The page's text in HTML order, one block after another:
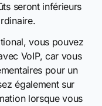
seront inférieurs
vous pouvez
VoIP, car vous
pour un
également sur
lorsque vous